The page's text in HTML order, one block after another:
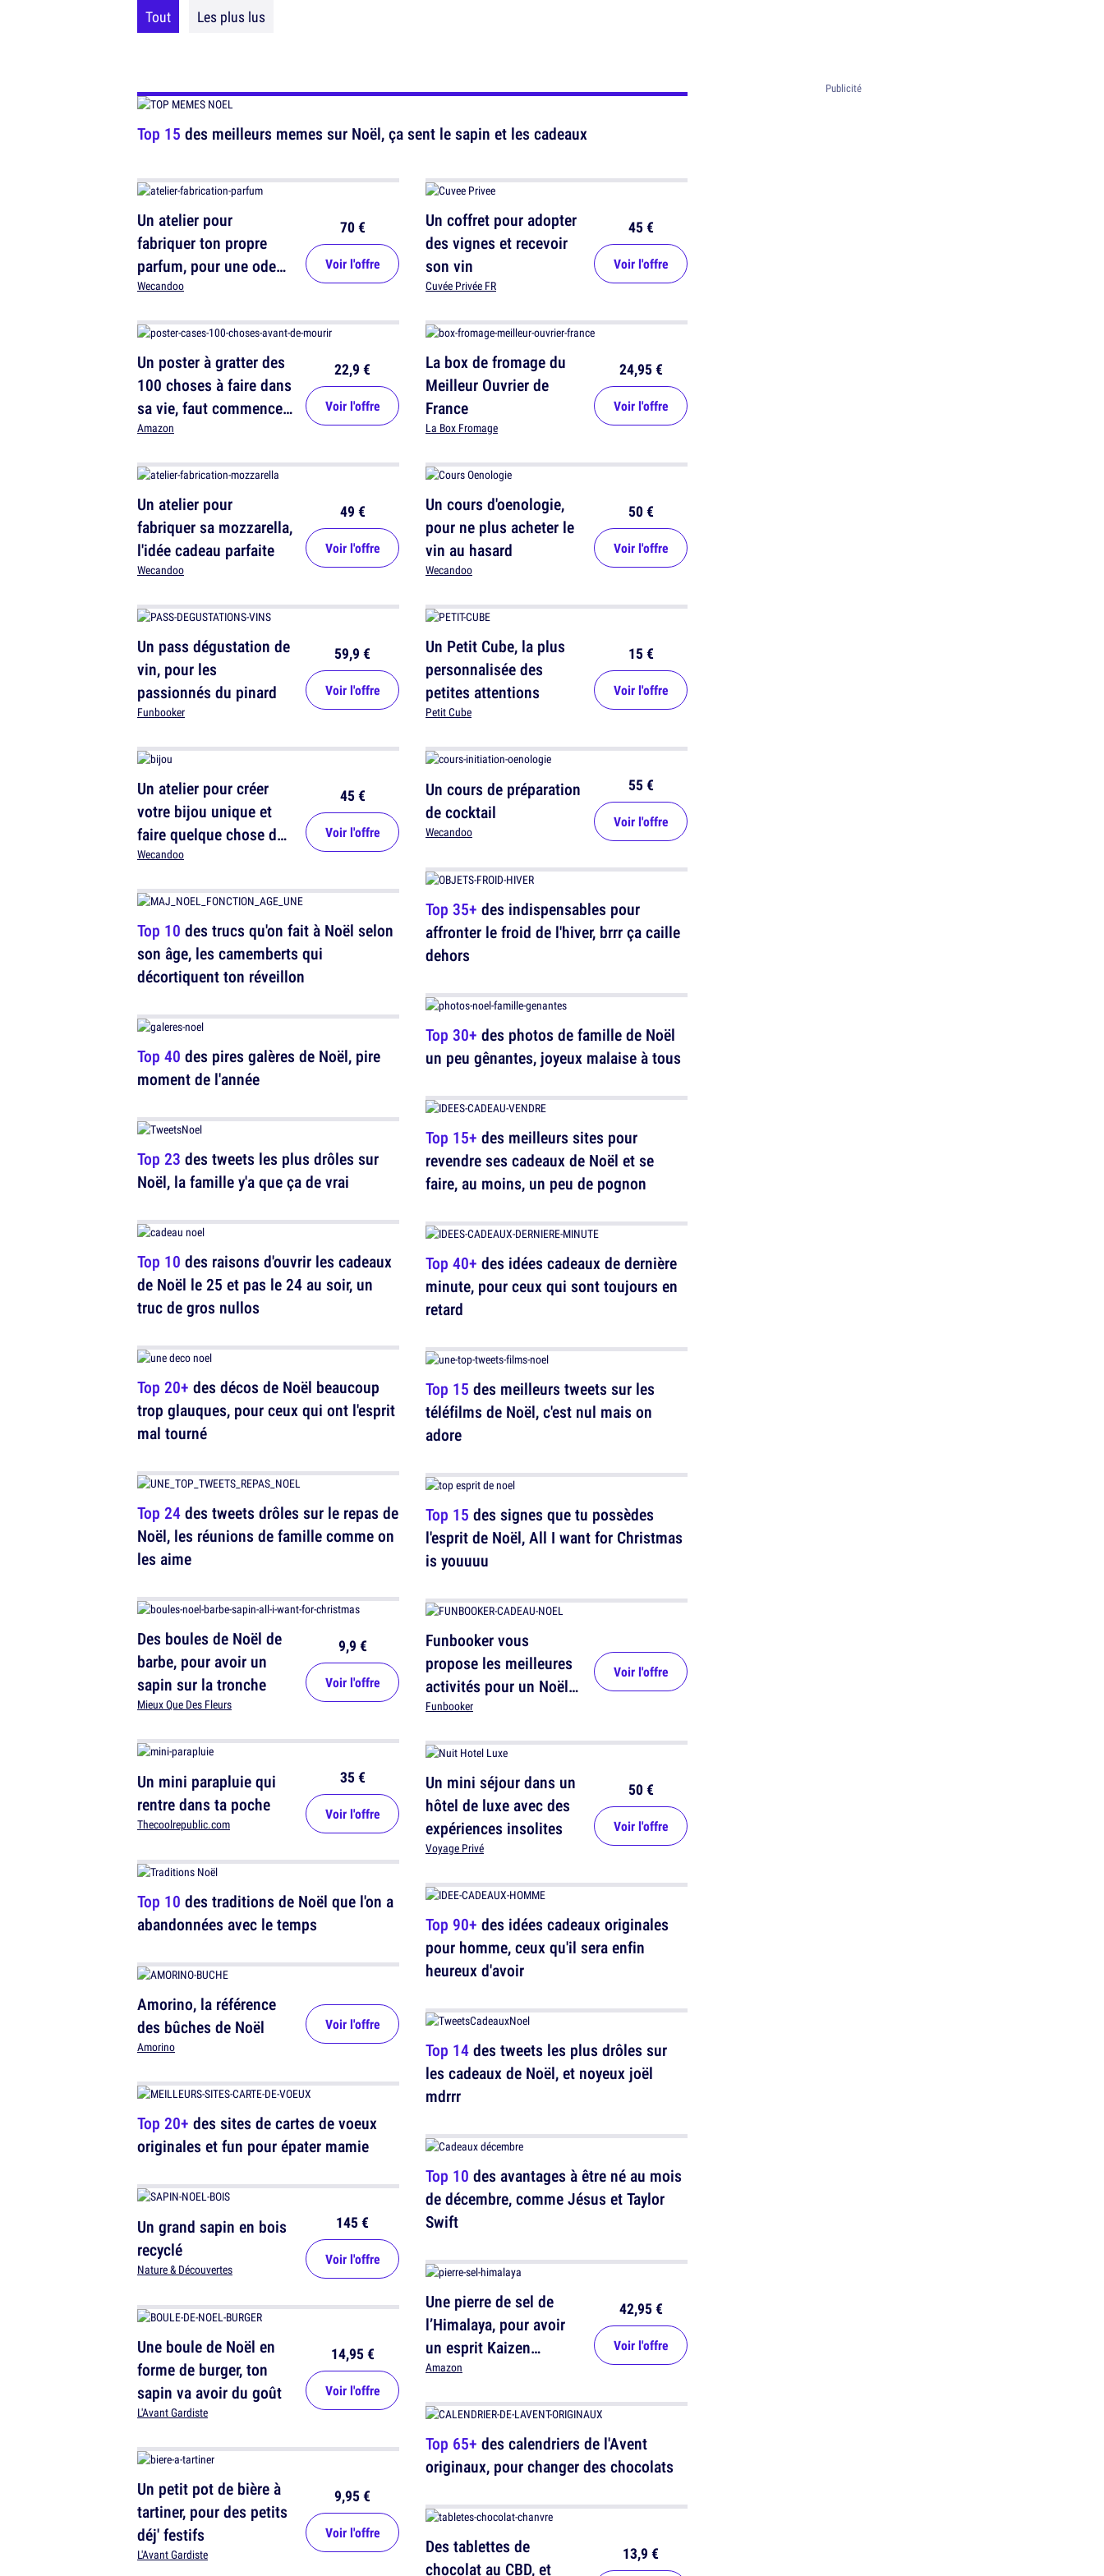
Tout Les plus lus
Top 15 des meilleurs memes sur Noël, ça sent le sapin et les cadeaux
Un atelier pour
fabriquer ton propre
parfum, pour une odeur
unique
Wecandoo
70 €
Voir l'offre
Un poster à gratter des
100 choses à faire dans
sa vie, faut commencer
à s'y mettre
Amazon
22,9 €
Voir l'offre
Un atelier pour
fabriquer sa mozzarella,
l'idée cadeau parfaite
Wecandoo
49 €
Voir l'offre
Un pass dégustation de
vin, pour les
passionnés du pinard
Funbooker
59,9 €
Voir l'offre
Un atelier pour créer
votre bijou unique et
faire quelque chose de
vos mains
Wecandoo
45 €
Voir l'offre
Top 10 des trucs qu'on fait à Noël selon
son âge, les camemberts qui
décortiquent ton réveillon
Top 40 des pires galères de Noël, pire
moment de l'année
Top 23 des tweets les plus drôles sur
Noël, la famille y'a que ça de vrai
Top 10 des raisons d'ouvrir les cadeaux
de Noël le 25 et pas le 24 au soir, un
truc de gros nullos
Top 20+ des décos de Noël beaucoup
trop glauques, pour ceux qui ont l'esprit
mal tourné
Top 24des tweets drôles sur le repas de
Noël, les réunions de famille comme on
les aime
Des boules de Noël de
barbe, pour avoir un
sapin sur la tronche
Mieux Que Des Fleurs
9,9 €
Voir l'offre
Un mini parapluie qui
rentre dans ta poche
Thecoolrepublic.com
35 €
Voir l'offre
Top 10 des traditions de Noël que l'on a
abandonnées avec le temps
Amorino, la référence
des bûches de Noël
Amorino
Voir l'offre
Top 20+ des sites de cartes de voeux
originales et fun pour épater mamie
Un grand sapin en bois
recyclé
Nature & Découvertes
145 €
Voir l'offre
Une boule de Noël en
forme de burger, ton
sapin va avoir du goût
L'Avant Gardiste
14,95 €
Voir l'offre
Un petit pot de bière à
tartiner, pour des petits
déj' festifs
L'Avant Gardiste
9,95 €
Voir l'offre
Un coffret pour adopter
des vignes et recevoir
son vin
Cuvée Privée FR
45 €
Voir l'offre
La box de fromage du
Meilleur Ouvrier de
France
La Box Fromage
24,95 €
Voir l'offre
Un cours d'oenologie,
pour ne plus acheter le
vin au hasard
Wecandoo
50 €
Voir l'offre
Un Petit Cube, la plus
personnalisée des
petites attentions
Petit Cube
15 €
Voir l'offre
Un cours de préparation
de cocktail
Wecandoo
55 €
Voir l'offre
Top 35+ des indispensables pour
affronter le froid de l'hiver, brrr ça caille
dehors
Top 30+ des photos de famille de Noël
un peu gênantes, joyeux malaise à tous
Top 15+ des meilleurs sites pour
revendre ses cadeaux de Noël et se
faire, au moins, un peu de pognon
Top 40+ des idées cadeaux de dernière
minute, pour ceux qui sont toujours en
retard
Top 15 des meilleurs tweets sur les
téléfilms de Noël, c'est nul mais on
adore
Top 15 des signes que tu possèdes
l'esprit de Noël, All I want for Christmas
is youuuu
Funbooker vous
propose les meilleures
activités pour un Noël
mémorable
Funbooker
Voir l'offre
Un mini séjour dans un
hôtel de luxe avec des
expériences insolites
Voyage Privé
50 €
Voir l'offre
Top 90+ des idées cadeaux originales
pour homme, ceux qu'il sera enfin
heureux d'avoir
Top 14des tweets les plus drôles sur
les cadeaux de Noël, et noyeux joël
mdrrr
Top 10 des avantages à être né au mois
de décembre, comme Jésus et Taylor
Swift
Une pierre de sel de
l’Himalaya, pour avoir
un esprit Kaizen
jusqu'au bout
Amazon
42,95 €
Voir l'offre
Top 65+ des calendriers de l'Avent
originaux, pour changer des chocolats
Des tablettes de
chocolat au CBD, et
13,9 €